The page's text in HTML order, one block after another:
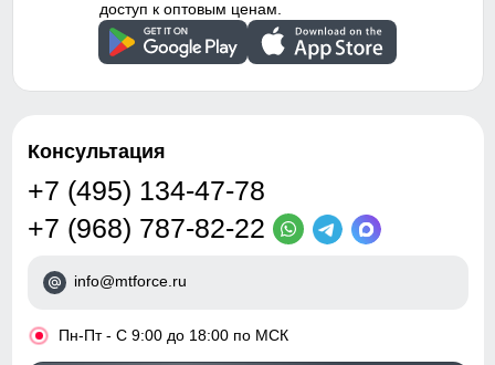
доступ к оптовым ценам.
Консультация
+7 (495) 134-47-78
+7 (968) 787-82-22
info@mtforce.ru
• Пн-Пт - С 9:00 до 18:00 по МСК